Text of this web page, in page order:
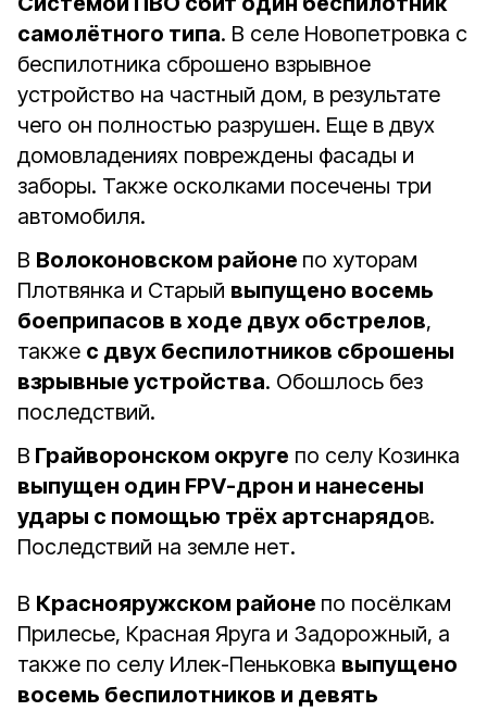
самолётного типа. В селе Новопетровка с
беспилотника сброшено взрывное
устройство на частный дом, в результате
чего он полностью разрушен. Еще в двух
домовладениях повреждены фасады и
заборы. Также осколками посечены три
автомобиля.
В Волоконовском районе по хуторам
Плотвянка и Старый выпущено восемь
боеприпасов в ходе двух обстрелов,
также с двух беспилотников сброшены
взрывные устройства. Обошлось без
последствий.
В Грайворонском округе по селу Козинка
выпущен один FPV-дрон и нанесены
удары с помощью трёх артснарядов.
Последствий на земле нет.
В Краснояружском районе по посёлкам
Прилесье, Красная Яруга и Задорожный, а
также по селу Илек-Пеньковка выпущено
восемь беспилотников и девять